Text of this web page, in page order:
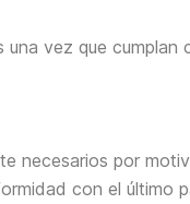
vez que cumplan
necesarios por
con el último